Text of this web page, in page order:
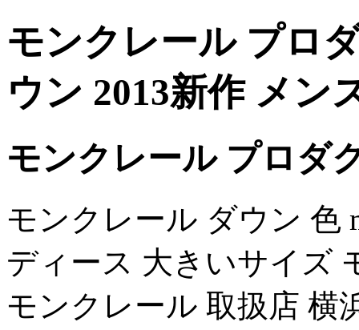
モンクレール プロ
ウン 2013新作 メン
モンクレール プロダ
モンクレール ダウン 色
ディース 大きいサイズ
モンクレール 取扱店 横